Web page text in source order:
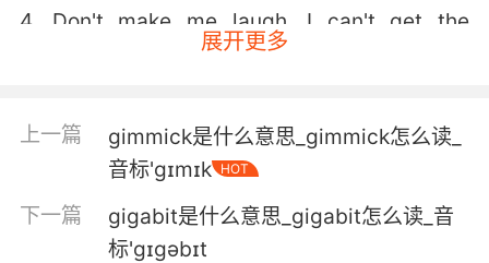
4. Don't make me laugh, I can't get the
5. He's giggling because he can't believe his
good luck.
他傻笑是因为他难以相信自己运气这么好
展开更多
上一篇
gimmick是什么意思_gimmick怎么读_
音标'ɡɪmɪk
HOT
下一篇
gigabit是什么意思_gigabit怎么读_音
标'ɡɪɡəbɪt